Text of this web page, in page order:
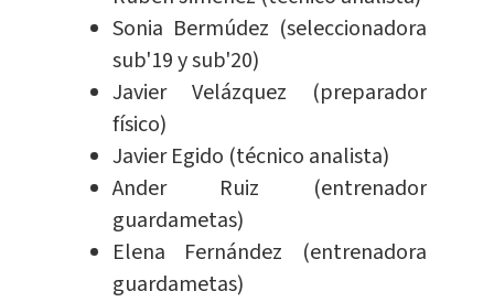
Sonia Bermúdez (seleccionadora
sub'19 y sub'20)
Javier Velázquez (preparador
físico)
Javier Egido (técnico analista)
Ander Ruiz (entrenador
guardametas)
Elena Fernández (entrenadora
guardametas)